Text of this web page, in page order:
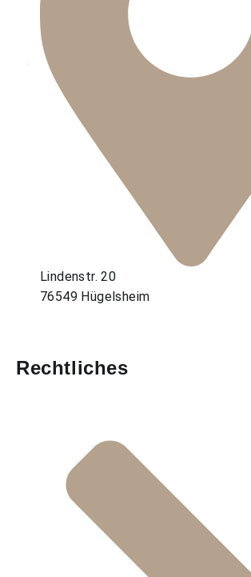
Lindenstr. 20
76549 Hügelsheim
Rechtliches